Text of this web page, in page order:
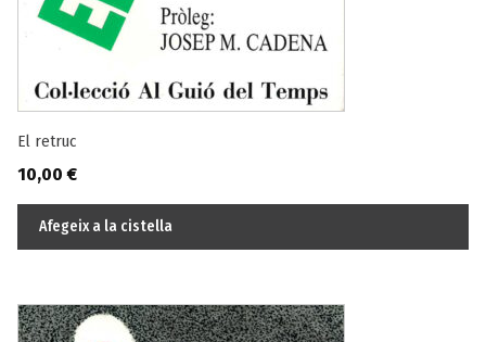
El retruc
10,00€
Afegeix a la cistella